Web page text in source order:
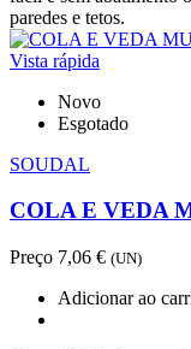
paredes e tetos.
Vista rápida
Novo
Esgotado
SOUDAL
COLA E VEDA
Preço 7,06 € (UN)
Adicionar ao